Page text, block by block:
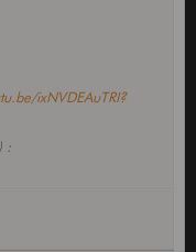
ixNVDEAuTRI?
: